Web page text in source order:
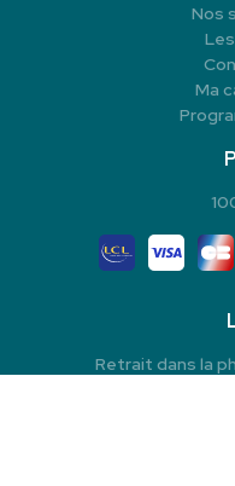
Nos
Ma
Retrait dans la